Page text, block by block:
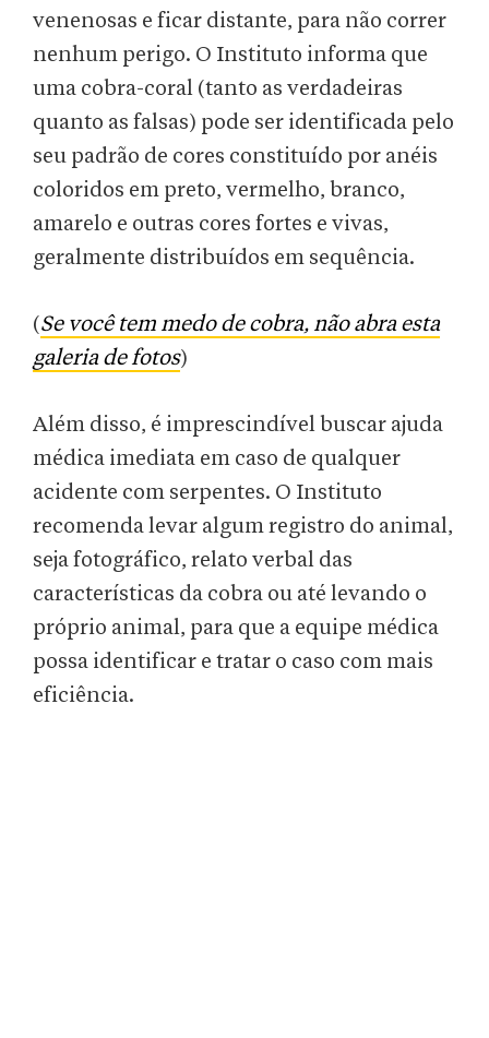
venenosas e ficar distante, para não correr
nenhum perigo. O Instituto informa que
uma cobra-coral (tanto as verdadeiras
quanto as falsas) pode ser identificada pelo
seu padrão de cores constituído por anéis
coloridos em preto, vermelho, branco,
amarelo e outras cores fortes e vivas,
geralmente distribuídos em sequência.
(Se você tem medo de cobra, não abra esta
galeria de fotos)
Além disso, é imprescindível buscar ajuda
médica imediata em caso de qualquer
acidente com serpentes. O Instituto
recomenda levar algum registro do animal,
seja fotográfico, relato verbal das
características da cobra ou até levando o
próprio animal, para que a equipe médica
possa identificar e tratar o caso com mais
eficiência.